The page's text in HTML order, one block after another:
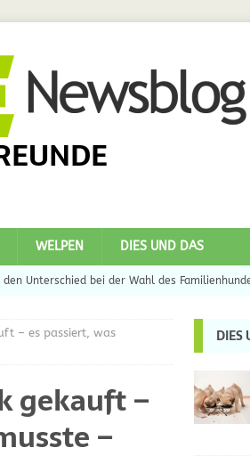
WELPEN DIES UND DAS
Unterschied bei der Wahl des
DIES UND DAS
DAS
Trend? DIES UND DAS
– es passiert, was
gekauft –
–
DIES